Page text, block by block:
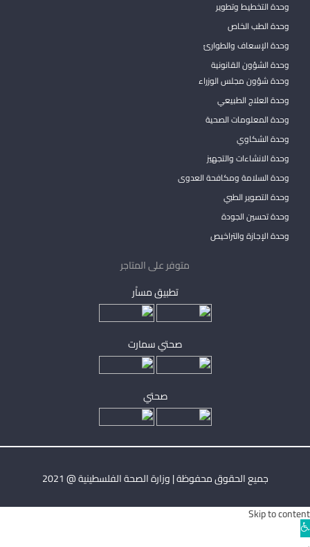
وحدة التخطيط وتطوير
وحدة الطب الخاص
وحدة الإسعاف والطوارئ
وحدة الشؤون القانونية
وحدة شؤون مجلس الوزراء
وحدة العلاج الطبيعي
وحدة المعلومات الصحية
وحدة الشكاوي
وحدة الانشاءات والتجهيز
وحدة السلامة ومكافحة العدوى
وحدة التصوير الطبي
وحدة تحسين الجودة
وحدة الإجازة والتراخيص
متوفر على المتاجر
تطبيق مساْر
صحتي سمارت
صحتي
جميع الحقوق محفوظة | وزارة الصحة الفلسطينية @ 2021
Skip to content
Open
toolbar